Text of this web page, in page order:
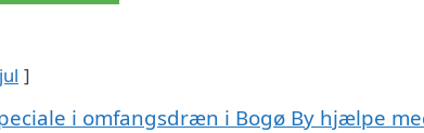
i omfangsdræn i Bogø By hjælpe